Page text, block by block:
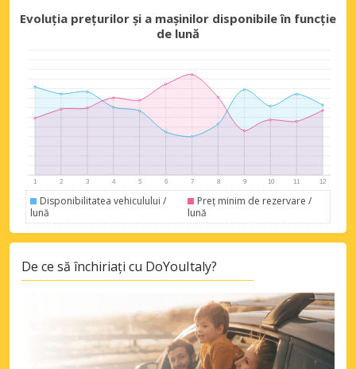
Evoluția prețurilor și a mașinilor disponibile în funcție
de lună
Disponibilitatea vehiculului /
lună
Preț minim de rezervare /
lună
De ce să închiriați cu DoYouItaly?